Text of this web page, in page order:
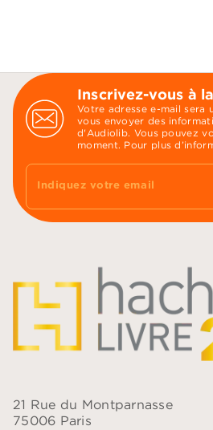
Inscrivez-vous à
Votre adresse e-mail sera
vous envoyer des
d'Audiolib. Vous pouvez
moment. Pour plus
Indiquez votre email
21 Rue du Montparnasse
75006 Paris